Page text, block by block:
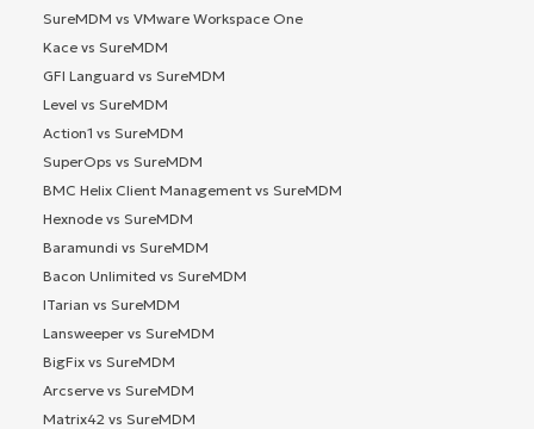
SureMDM vs VMware Workspace One
Kace vs SureMDM
GFI Languard vs SureMDM
Level vs SureMDM
Action1 vs SureMDM
SuperOps vs SureMDM
BMC Helix Client Management vs SureMDM
Hexnode vs SureMDM
Baramundi vs SureMDM
Bacon Unlimited vs SureMDM
ITarian vs SureMDM
Lansweeper vs SureMDM
BigFix vs SureMDM
Arcserve vs SureMDM
Matrix42 vs SureMDM